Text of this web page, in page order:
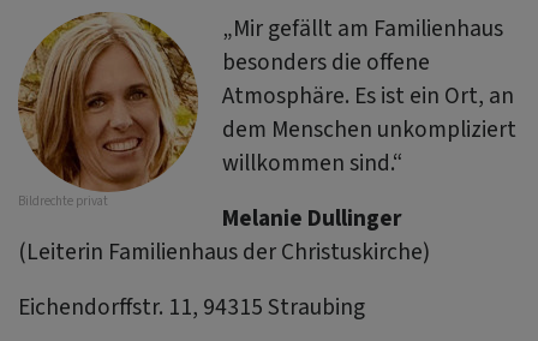
Bildrechte privat
„Mir gefällt am Familienhaus
besonders die offene
Atmosphäre. Es ist ein Ort, an
dem Menschen unkompliziert
willkommen sind.“
Melanie Dullinger
(Leiterin Familienhaus der Christuskirche)
Eichendorffstr. 11, 94315 Straubing